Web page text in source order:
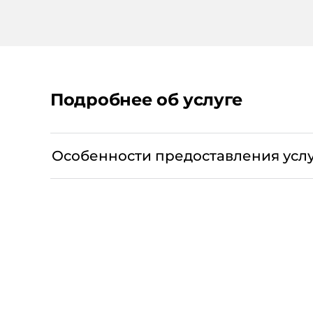
Подробнее об услуге
Особенности предоставления
входящий и исходящий интернет-трафик
доступа (APN);